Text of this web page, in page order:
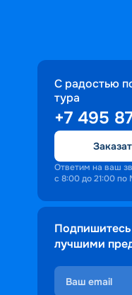
С радостью
тура
+7 495
Ответим на ваш
с 8:00 до 21:00
лучшими